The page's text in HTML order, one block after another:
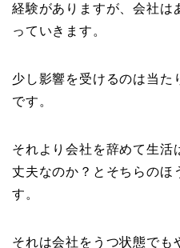
経験がありますが、会社は
っていきます。
少し影響を受けるのは当た
です。
それより会社を辞めて生活
丈夫なのか？とそちらのほ
す。
それは会社をうつ状態でも